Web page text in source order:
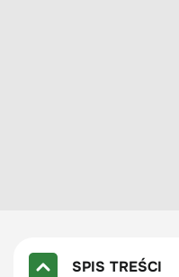
SPIS TREŚCI